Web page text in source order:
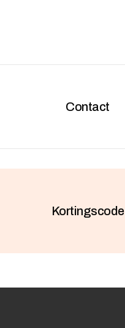
Contact
Kortingscode